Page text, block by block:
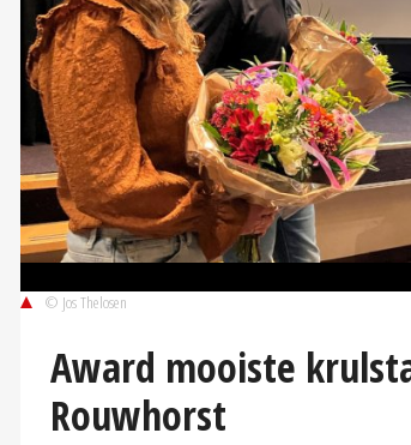
© Jos Thelosen
Award mooiste
Rouwhorst